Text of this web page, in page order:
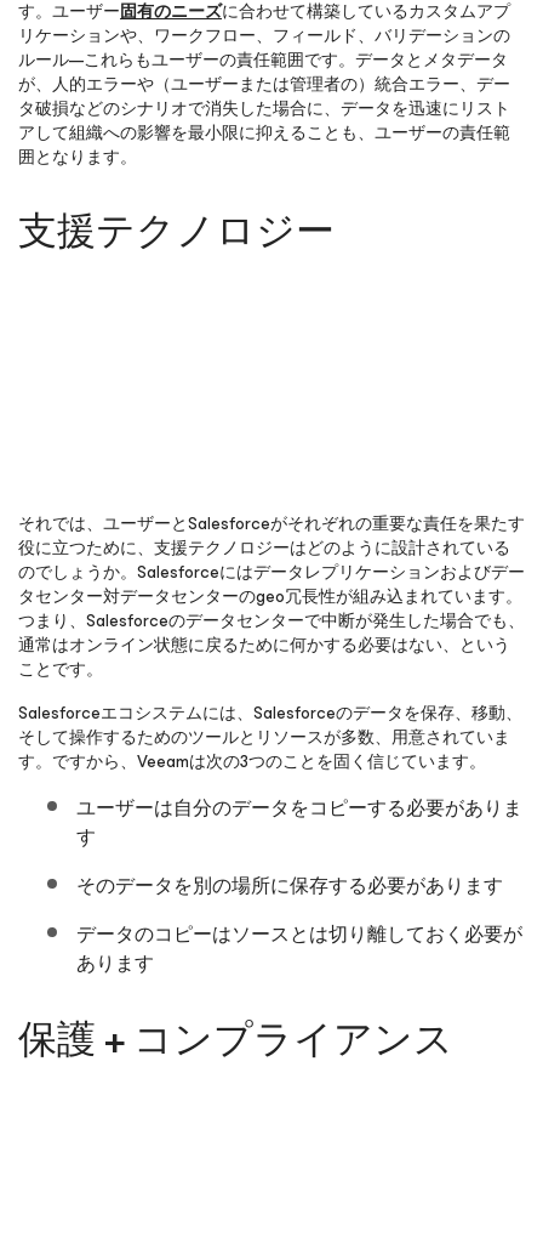
す。ユーザー固有のニーズに合わせて構築しているカスタムアプ
リケーションや、ワークフロー、フィールド、バリデーションの
ルール—これらもユーザーの責任範囲です。データとメタデータ
が、人的エラーや（ユーザーまたは管理者の）統合エラー、デー
タ破損などのシナリオで消失した場合に、データを迅速にリスト
アして組織への影響を最小限に抑えることも、ユーザーの責任範
囲となります。
支援テクノロジー
それでは、ユーザーとSalesforceがそれぞれの重要な責任を果たす
役に立つために、支援テクノロジーはどのように設計されている
のでしょうか。Salesforceにはデータレプリケーションおよびデー
タセンター対データセンターのgeo冗長性が組み込まれています。
つまり、Salesforceのデータセンターで中断が発生した場合でも、
通常はオンライン状態に戻るために何かする必要はない、という
ことです。
Salesforceエコシステムには、Salesforceのデータを保存、移動、
そして操作するためのツールとリソースが多数、用意されていま
す。ですから、Veeamは次の3つのことを固く信じています。
ユーザーは自分のデータをコピーする必要がありま
す
そのデータを別の場所に保存する必要があります
データのコピーはソースとは切り離しておく必要が
あります
保護 + コンプライアンス